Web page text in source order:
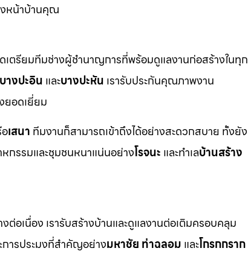
หน้าบ้านคุณ
ดเตรียมทีมช่างผู้ชำนาญการที่พร้อมดูแลงานก่อสร้างในทุก
างปะอิน และบางปะหัน เรารับประกันคุณภาพงาน
ยอดเยี่ยม
เสนา ทีมงานก็สามารถเข้าถึงได้อย่างสะดวกสบาย ทั้งยัง
กรรมและชุมชนหนาแน่นอย่างโรจนะ และทำเลบ้านสร้าง
อเนื่อง เรารับสร้างบ้านและดูแลงานต่อเติมครอบคลุม
ารประมงที่สำคัญอย่างมหาชัย ท่าฉลอม และโกรกกราก